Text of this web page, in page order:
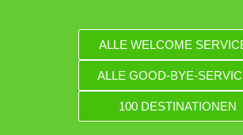
ALLE WELCOME
ALLE GOOD-BYE-
100 DESTINATIONEN